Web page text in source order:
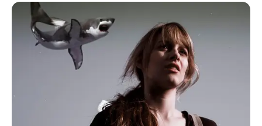
วิธีเลือกทำเลทองใน “ตลาดนัด”
8 ต.ค. 2021 7